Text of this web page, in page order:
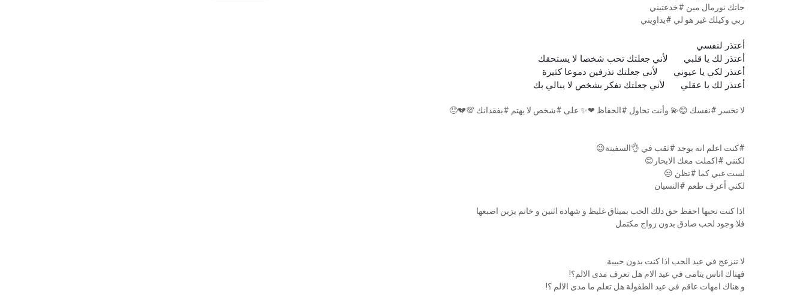
جاتك نورمال مين #خدعتيني
ربي وكيلك غير هو لي #يداويني
أعتذر لنفسي
أعتذر لك يا قلبي
لأني جعلتك تحب شخصا لا يستحقك
أعتذر لكي يا عيوني
لأني جعلتك تذرفين دموعا كثيرة
أعتذر لك يا عقلي
لأني جعلتك تفكر بشخص لا يبالي بك
لا تخسر #نفسك 😊💫 وأنت تحاول #الحفاظ ❤✨ على #شخص لا يهتم #بفقدانك 💯💔😞
#كنت اعلم انه يوجد #ثقب في 👌السفينة😉
لكنني #اكملت معك الابحار😊
لست غبي كما #تظن 😒
لكني أعرف طعم #النسيان
اذا كنت تحبها احفظ حق دلك الحب بميثاق غليظ و شهادة اثنين و خاتم يزين اصبعها
فلا وجود لحب صادق بدون زواج مكتمل
لا تنزعج في عيد الحب اذا كنت بدون حبيبة
فهناك اناس يتامى في عيد الام هل تعرف مدى الالم؟!
و هناك امهات عاقم في عيد الطفولة هل تعلم ما مدى الالم ؟!